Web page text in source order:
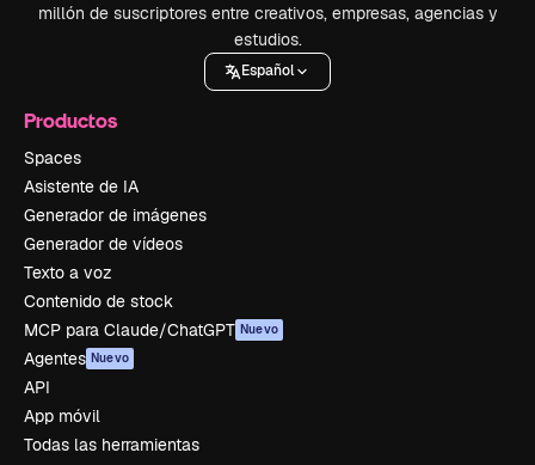
millón de suscriptores entre creativos, empresas, agencias y
estudios.
Español
Productos
Spaces
Asistente de IA
Generador de imágenes
Generador de vídeos
Texto a voz
Contenido de stock
MCP para Claude/ChatGPT Nuevo
Agentes Nuevo
API
App móvil
Todas las herramientas